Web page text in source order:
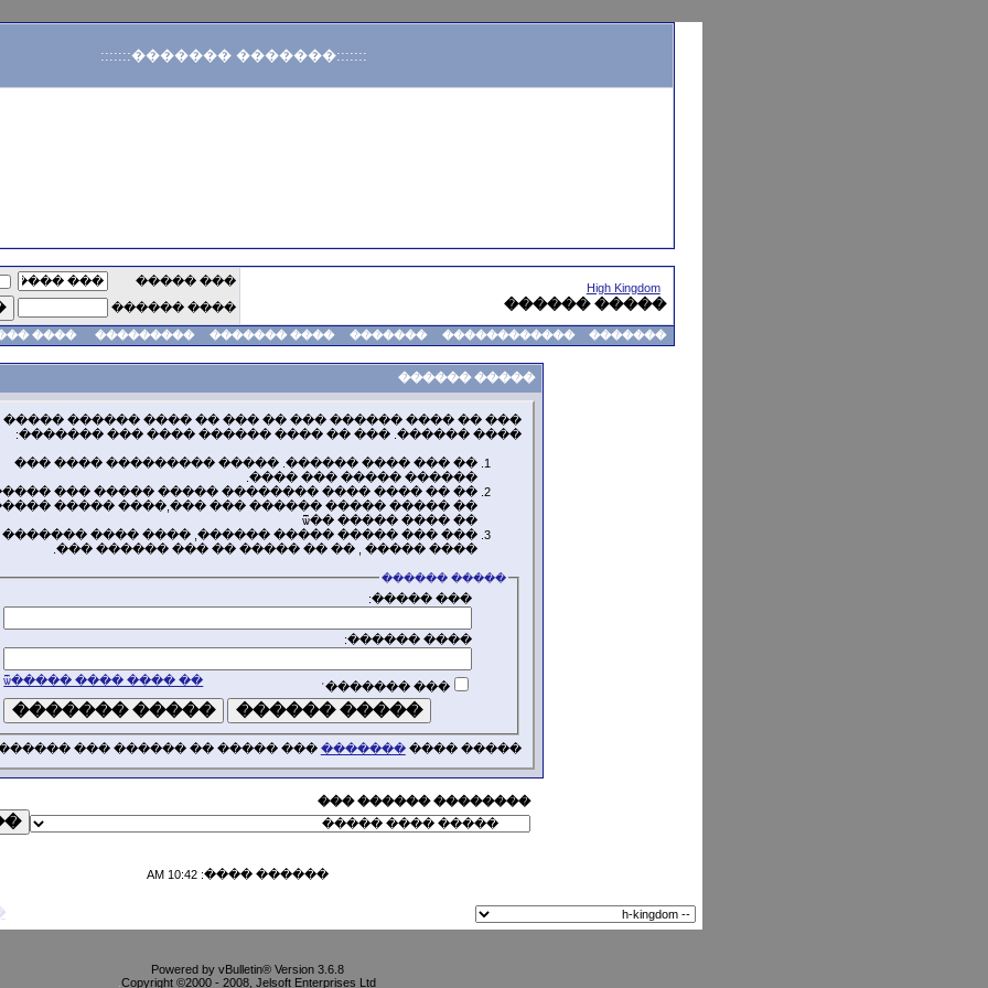
:::::::������� �������:::::::
High Kingdom
����� ������
��� �����
���� ������
�������
������������
�������
���� �������
���������
������
����� ������
��� �� ���� ������ ��� �� ��� �� ���� ������ �����
���� ������. ��� �� ���� ������ ���� ��� �������:
�� ��� ���� ������. ����� ��������� ���� ���
������ ����� ��� ����.
�� ���� ���� �������� ����� ����� ��� ������.
����� ����� ������ ��� ���,���� ����� ������
�� ���� ����� ��ѿ
��� ��� ����� ����� ������, ���� ���� �������
���� ����� , �� �� ����� �� ��� ������ ���.
����� ������
��� �����:
���� ������:
�� ���� ���� �����ѿ ��� �������ʿ
����� ����
�������
����� �� ������ ��� ������.
�������� ������ ���
������ ����:
10:42 AM
Powered by vBulletin® Version 3.6.8
Copyright ©2000 - 2008, Jelsoft Enterprises Ltd